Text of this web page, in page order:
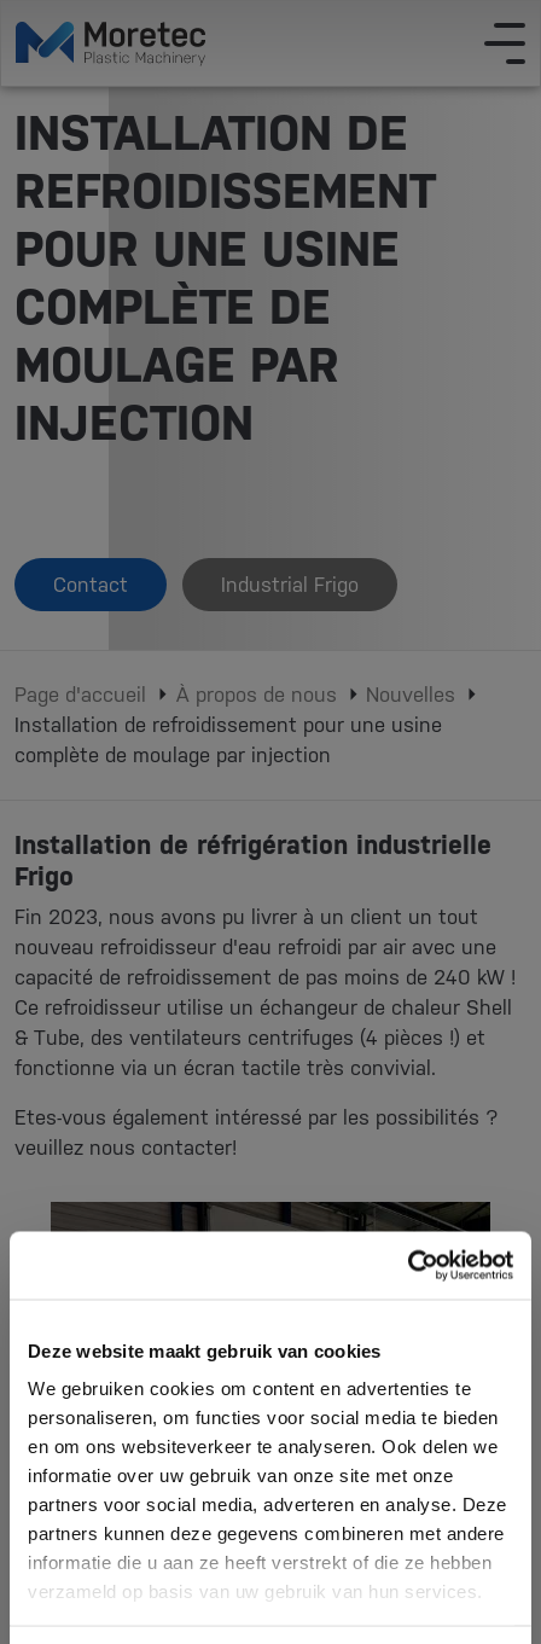
Deze website maakt gebruik van cookies
We gebruiken cookies om content en advertenties te
personaliseren, om functies voor social media te bieden
en om ons websiteverkeer te analyseren. Ook delen we
informatie over uw gebruik van onze site met onze
partners voor social media, adverteren en analyse. Deze
partners kunnen deze gegevens combineren met andere
informatie die u aan ze heeft verstrekt of die ze hebben
verzameld op basis van uw gebruik van hun services.
INSTALLATION DE
REFROIDISSEMENT
POUR UNE USINE
COMPLÈTE DE
MOULAGE PAR
INJECTION
Contact Industrial Frigo
Page d'accueil À propos de nous
Nouvelles
Installation de refroidissement pour une usine
complète de moulage par injection
Installation de réfrigération industrielle
Frigo
Fin 2023, nous avons pu livrer à un client un tout
nouveau refroidisseur d'eau refroidi par air avec une
capacité de refroidissement de pas moins de 240 kW !
Ce refroidisseur utilise un échangeur de chaleur Shell
& Tube, des ventilateurs centrifuges (4 pièces !) et
fonctionne via un écran tactile très convivial.
Etes-vous également intéressé par les possibilités ?
veuillez nous contacter!